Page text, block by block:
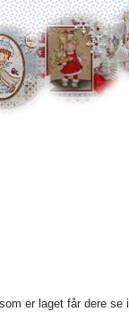
er laget får dere se i